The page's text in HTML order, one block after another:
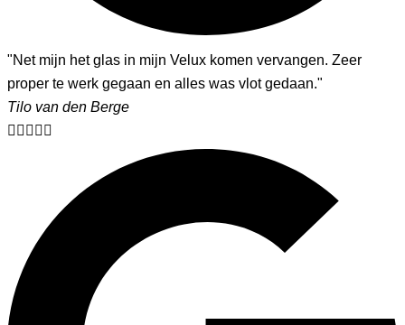
"Net mijn het glas in mijn Velux komen vervangen. Zeer
proper te werk gegaan en alles was vlot gedaan."
Tilo van den Berge
    